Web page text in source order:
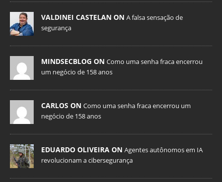
VALDINEI CASTELAN ON A falsa sensação de
segurança
MINDSECBLOG ON Como uma senha fraca encerrou
um negócio de 158 anos
CARLOS ON Como uma senha fraca encerrou um
negócio de 158 anos
EDUARDO OLIVEIRA ON Agentes autônomos em IA
revolucionam a cibersegurança